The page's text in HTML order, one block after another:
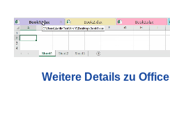
Weitere Details zu